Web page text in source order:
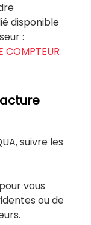
disponible
:
COMPTEUR
suivre les
pour vous
ou de